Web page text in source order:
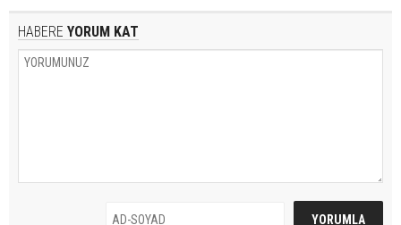
HABERE YORUM KAT